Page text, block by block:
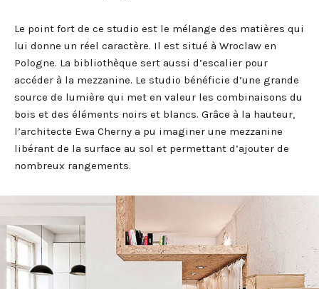
Le point fort de ce studio est le mélange des matières qui
lui donne un réel caractère. Il est situé à Wroclaw en
Pologne. La bibliothèque sert aussi d’escalier pour
accéder à la mezzanine. Le studio bénéficie d’une grande
source de lumière qui met en valeur les combinaisons du
bois et des éléments noirs et blancs. Grâce à la hauteur,
l’architecte Ewa Cherny a pu imaginer une mezzanine
libérant de la surface au sol et permettant d’ajouter de
nombreux rangements.